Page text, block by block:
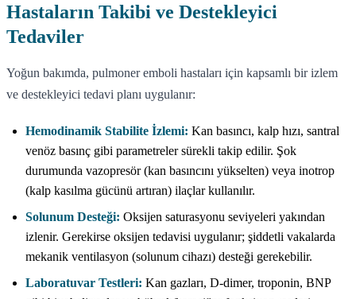
Hastaların Takibi ve Destekleyici
Tedaviler
Yoğun bakımda, pulmoner emboli hastaları için kapsamlı bir izlem
ve destekleyici tedavi planı uygulanır:
Hemodinamik Stabilite İzlemi: Kan basıncı, kalp hızı, santral
venöz basınç gibi parametreler sürekli takip edilir. Şok
durumunda vazopresör (kan basıncını yükselten) veya inotrop
(kalp kasılma gücünü artıran) ilaçlar kullanılır.
Solunum Desteği: Oksijen saturasyonu seviyeleri yakından
izlenir. Gerekirse oksijen tedavisi uygulanır; şiddetli vakalarda
mekanik ventilasyon (solunum cihazı) desteği gerekebilir.
Laboratuvar Testleri: Kan gazları, D-dimer, troponin, BNP